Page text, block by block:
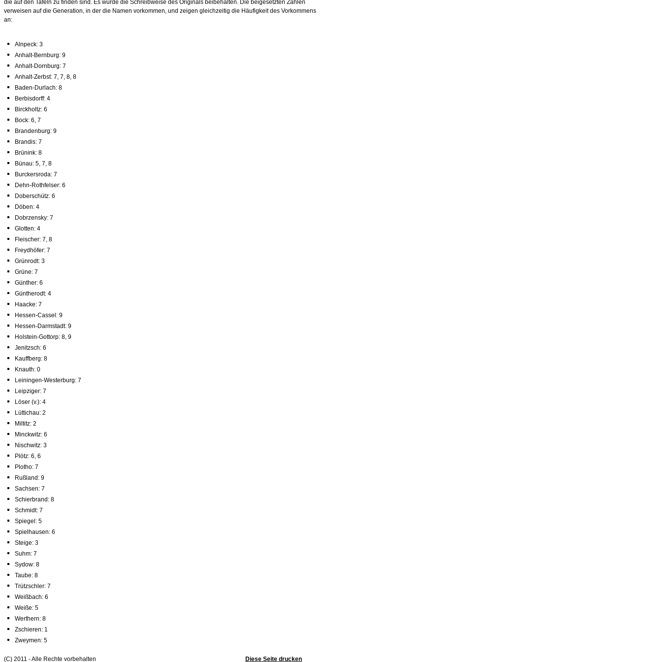
die auf den Tafeln zu finden sind. Es wurde die Schreibweise des Originals beibehalten. Die beigesetzten Zahlen
verweisen auf die Generation, in der die Namen vorkommen, und zeigen gleichzeitig die Häufigkeit des Vorkommens
an:
Alnpeck: 3
Anhalt-Bernburg: 9
Anhalt-Dornburg: 7
Anhalt-Zerbst: 7, 7, 8, 8
Baden-Durlach: 8
Berbisdorff: 4
Birckholtz: 6
Bock: 6, 7
Brandenburg: 9
Brandis: 7
Brünink: 8
Bünau: 5, 7, 8
Burckersroda: 7
Dehn-Rothfelser: 6
Doberschütz: 6
Döben: 4
Dobrzensky: 7
Glotten: 4
Fleischer: 7, 8
Freydhöfer: 7
Grünrodt: 3
Grüne: 7
Günther: 6
Güntherodt: 4
Haacke: 7
Hessen-Cassel: 9
Hessen-Darmstadt: 9
Holstein-Gottorp: 8, 9
Jenitzsch: 6
Kauffberg: 8
Knauth: 0
Leiningen-Westerburg: 7
Leipziger: 7
Löser (v.): 4
Lüttichau: 2
Miltitz: 2
Minckwitz: 6
Nischwitz: 3
Plötz: 6, 6
Plotho: 7
Rußland: 9
Sachsen: 7
Schierbrand: 8
Schmidt: 7
Spiegel: 5
Spielhausen: 6
Steige: 3
Suhm: 7
Sydow: 8
Taube: 8
Trützschler: 7
Weißbach: 6
Weiße: 5
Werthern: 8
Zschieren: 1
Zweymen: 5
(C) 2011 - Alle Rechte vorbehalten Diese Seite drucken